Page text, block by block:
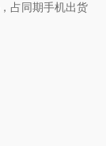
占同期手机出货